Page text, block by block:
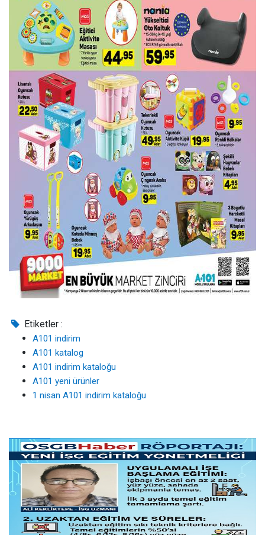
Etiketler :
A101 indirim
A101 katalog
A101 indirim kataloğu
A101 yeni ürünler
1 nisan A101 indirim kataloğu